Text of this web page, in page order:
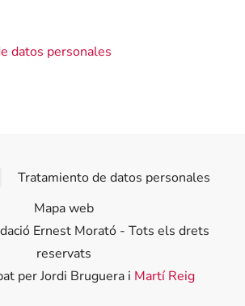
datos personales
Tratamiento de datos personales
Mapa web
Ernest Morató - Tots els drets
reservats
per Jordi Bruguera i Martí Reig